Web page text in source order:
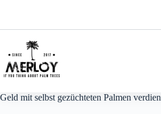
Geld mit selbst gezüchteten Palmen